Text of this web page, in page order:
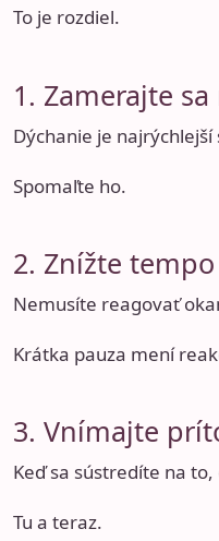
To je rozdiel.
1. Zamerajte
Dýchanie je
Spomaľte ho.
2. Znížte
Nemusíte reagovať
Krátka pauza mení
3. Vnímajte
Keď sa sústredíte na
Tu a teraz.